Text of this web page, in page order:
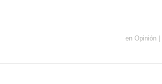
en Opinión